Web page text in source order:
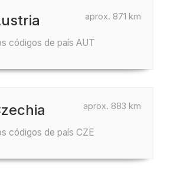
aprox. 871 km
códigos de país AUT
aprox. 883 km
códigos de país CZE